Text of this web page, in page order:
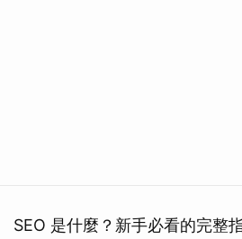
SEO 是什麼？新手必看的完整